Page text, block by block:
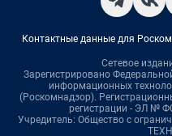
Контактные данные для
Сетевое
Зарегистрировано
информационных
(Роскомнадзор).
регистрации - ЭЛ №
Учредитель: Общество с